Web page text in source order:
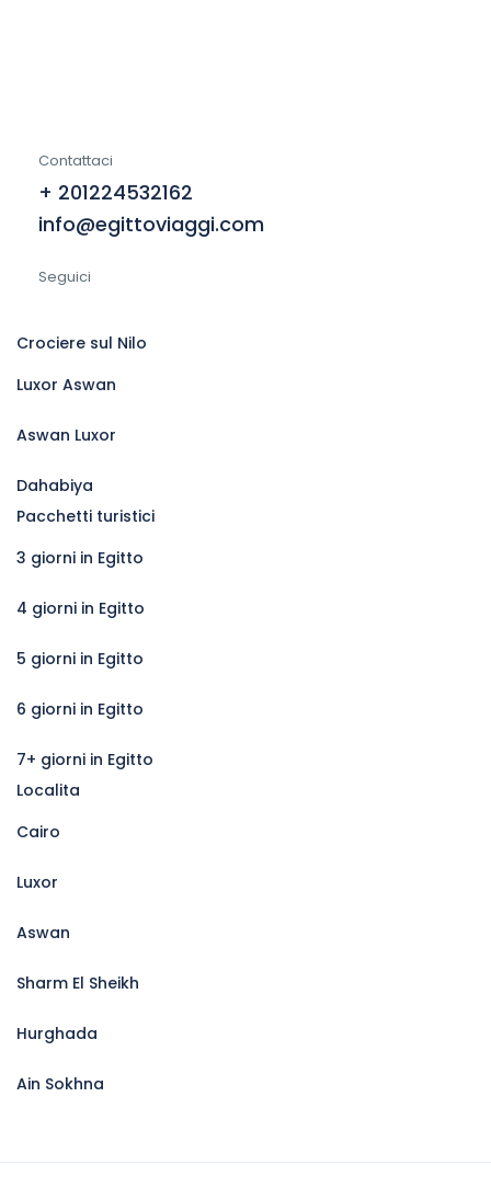
Contattaci
+ 201224532162
info@egittoviaggi.com
Seguici
Crociere sul Nilo
Luxor Aswan
Aswan Luxor
Dahabiya
Pacchetti turistici
3 giorni in Egitto
4 giorni in Egitto
5 giorni in Egitto
6 giorni in Egitto
7+ giorni in Egitto
Localita
Cairo
Luxor
Aswan
Sharm El Sheikh
Hurghada
Ain Sokhna